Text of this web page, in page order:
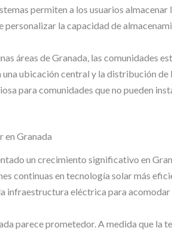
permiten a los usuarios
personalizar la capacidad de
áreas de Granada, las comunidades
ubicación central y la distribución
para comunidades que no pueden
en Granada
un crecimiento significativo en
continuas en tecnología solar más
infraestructura eléctrica para
parece prometedor. A medida que la